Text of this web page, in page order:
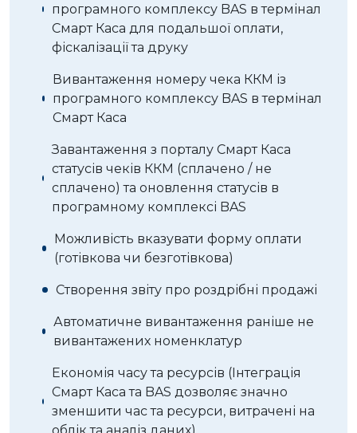
програмного комплексу BAS в термінал
Смарт Каса для подальшої оплати,
фіскалізації та друку
Вивантаження номеру чека ККМ із
програмного комплексу BAS в термінал
Смарт Каса
Завантаження з порталу Смарт Каса
статусів чеків ККМ (сплачено / не
сплачено) та оновлення статусів в
програмному комплексі BAS
Можливість вказувати форму оплати
(готівкова чи безготівкова)
Створення звіту про роздрібні продажі
Автоматичне вивантаження раніше не
вивантажених номенклатур
Економія часу та ресурсів (Інтеграція
Смарт Каса та BAS дозволяє значно
зменшити час та ресурси, витрачені на
облік та аналіз даних)